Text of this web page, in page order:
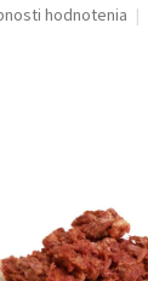
hodnotenia